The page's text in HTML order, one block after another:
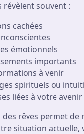
révèlent souvent :
cachées
émotionnels
importants
à venir
spirituels ou
liées à votre avenir
des rêves permet de
situation actuelle,